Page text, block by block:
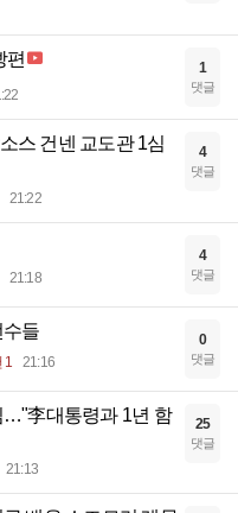
편 1
댓글
스 건넨 교도관 1심
21:22
4
댓글
21:18
4
댓글
수들
1 21:16
0
댓글
…"李대통령과 1년 함
21:13
25
댓글